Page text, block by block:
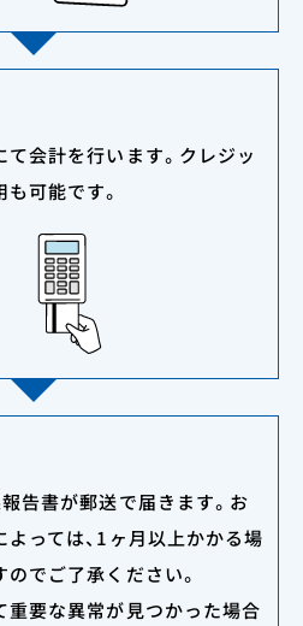
会計を行います。クレジッ
可能です。
告書が郵送で届きます。お
っては、1ヶ月以上かかる場
でご了承ください。
重要な異常が見つかった場合